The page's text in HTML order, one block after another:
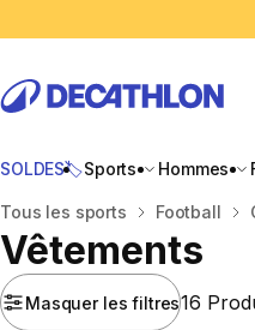
SOLDES🏷️Sports Hommes
Accueil
Tous les sports Football
Vêtements
Masquer les filtres16